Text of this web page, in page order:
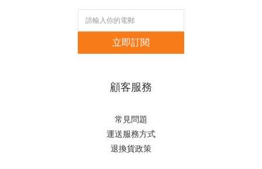
立即訂閱
顧客服務
常見問題
運送服務方式
退換貨政策